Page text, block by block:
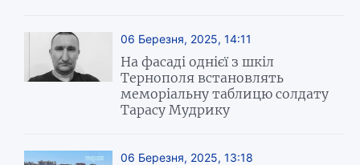
06 Березня, 2025, 14:11
На фасаді однієї з шкіл
Тернополя встановлять
меморіальну таблицю солдату
Тарасу Мудрику
06 Березня, 2025, 13:18